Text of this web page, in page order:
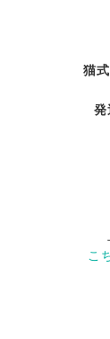
猫
発
こ